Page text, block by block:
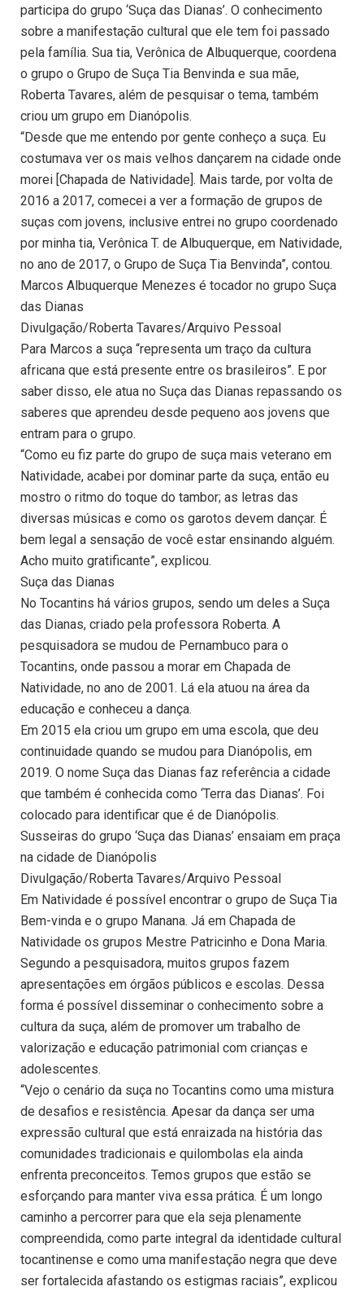
participa do grupo ‘Suça das Dianas’. O conhecimento
sobre a manifestação cultural que ele tem foi passado
pela família. Sua tia, Verônica de Albuquerque, coordena
o grupo o Grupo de Suça Tia Benvinda e sua mãe,
Roberta Tavares, além de pesquisar o tema, também
criou um grupo em Dianópolis.
“Desde que me entendo por gente conheço a suça. Eu
costumava ver os mais velhos dançarem na cidade onde
morei [Chapada de Natividade]. Mais tarde, por volta de
2016 a 2017, comecei a ver a formação de grupos de
suças com jovens, inclusive entrei no grupo coordenado
por minha tia, Verônica T. de Albuquerque, em Natividade,
no ano de 2017, o Grupo de Suça Tia Benvinda”, contou.
Marcos Albuquerque Menezes é tocador no grupo Suça
das Dianas
Divulgação/Roberta Tavares/Arquivo Pessoal
Para Marcos a suça “representa um traço da cultura
africana que está presente entre os brasileiros”. E por
saber disso, ele atua no Suça das Dianas repassando os
saberes que aprendeu desde pequeno aos jovens que
entram para o grupo.
“Como eu fiz parte do grupo de suça mais veterano em
Natividade, acabei por dominar parte da suça, então eu
mostro o ritmo do toque do tambor; as letras das
diversas músicas e como os garotos devem dançar. É
bem legal a sensação de você estar ensinando alguém.
Acho muito gratificante”, explicou.
Suça das Dianas
No Tocantins há vários grupos, sendo um deles a Suça
das Dianas, criado pela professora Roberta. A
pesquisadora se mudou de Pernambuco para o
Tocantins, onde passou a morar em Chapada de
Natividade, no ano de 2001. Lá ela atuou na área da
educação e conheceu a dança.
Em 2015 ela criou um grupo em uma escola, que deu
continuidade quando se mudou para Dianópolis, em
2019. O nome Suça das Dianas faz referência a cidade
que também é conhecida como ‘Terra das Dianas’. Foi
colocado para identificar que é de Dianópolis.
Susseiras do grupo ‘Suça das Dianas’ ensaiam em praça
na cidade de Dianópolis
Divulgação/Roberta Tavares/Arquivo Pessoal
Em Natividade é possível encontrar o grupo de Suça Tia
Bem-vinda e o grupo Manana. Já em Chapada de
Natividade os grupos Mestre Patricinho e Dona Maria.
Segundo a pesquisadora, muitos grupos fazem
apresentações em órgãos públicos e escolas. Dessa
forma é possível disseminar o conhecimento sobre a
cultura da suça, além de promover um trabalho de
valorização e educação patrimonial com crianças e
adolescentes.
“Vejo o cenário da suça no Tocantins como uma mistura
de desafios e resistência. Apesar da dança ser uma
expressão cultural que está enraizada na história das
comunidades tradicionais e quilombolas ela ainda
enfrenta preconceitos. Temos grupos que estão se
esforçando para manter viva essa prática. É um longo
caminho a percorrer para que ela seja plenamente
compreendida, como parte integral da identidade cultural
tocantinense e como uma manifestação negra que deve
ser fortalecida afastando os estigmas raciais”, explicou